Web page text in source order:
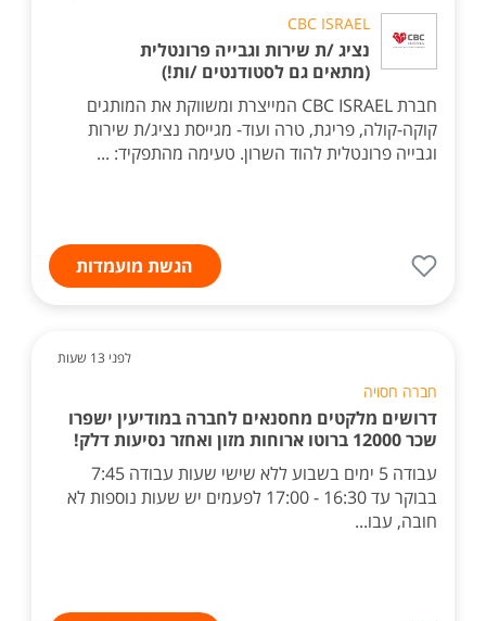
CBC ISRAEL
נציג /ת שירות וגבייה פרונטלית
(מתאים גם לסטודנטים /ות!)
חברת CBC ISRAEL המייצרת ומשווקת את המותגים
קוקה-קולה, פריגת, טרה ועוד- מגייסת נציג/ת שירות
וגבייה פרונטלית להוד השרון. טעימה מהתפקיד: ...
הגשת מועמדות
לפני 13 שעות
חברה חסויה
דרושים מלקטים מחסנאים לחברה במודיעין ישפרו
שכר 12000 ברוטו ארוחות מזון ואחזר נסיעות דלק!
עבודה 5 ימים בשבוע ללא שישי שעות עבודה 7:45
בבוקר עד 16:30 - 17:00 לפעמים יש שעות נוספות לא
חובה, עבו...